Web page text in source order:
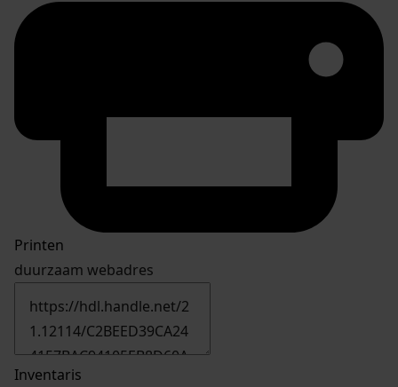
Printen
duurzaam webadres
Inventaris